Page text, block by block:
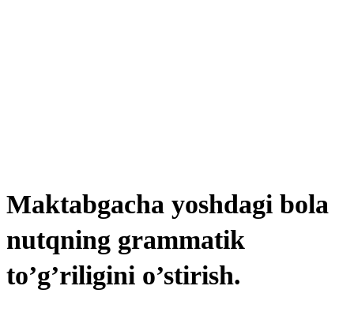
Maktabgacha yoshdagi bola
nutqning grammatik
to’g’riligini o’stirish.